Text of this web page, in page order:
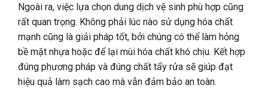
Ngoài ra, việc lựa chọn dung dịch vệ sinh phù hợp cũng
rất quan trọng. Không phải lúc nào sử dụng hóa chất
mạnh cũng là giải pháp tốt, bởi chúng có thể làm hỏng
bề mặt nhựa hoặc để lại mùi hóa chất khó chịu. Kết hợp
đúng phương pháp và đúng chất tẩy rửa sẽ giúp đạt
hiệu quả làm sạch cao mà vẫn đảm bảo an toàn.